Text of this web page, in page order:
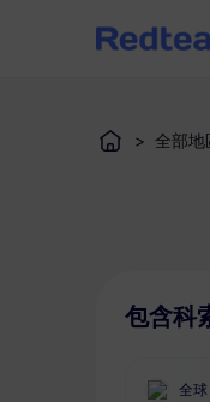
> 全部地
包含科
全球